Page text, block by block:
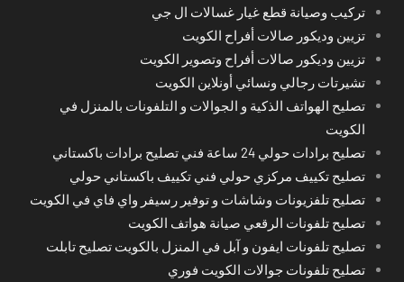
تركيب وصيانة قطع غيار غسالات ال جي
تزيين وديكور صالات أفراح الكويت
تزيين وديكور صالات أفراح وتصوير الكويت
تشيرتات رجالي ونسائي أونلاين الكويت
تصليح الهواتف الذكية و الجوالات و التلفونات بالمنزل في
الكويت
تصليح برادات حولي 24 ساعة فني تصليح برادات باكستاني
تصليح تكييف مركزي حولي فني تكييف باكستاني حولي
تصليح تلفزيونات وشاشات و توفير رسيفر واي فاي في الكويت
تصليح تلفونات الرقعي صيانة هواتف الكويت
تصليح تلفونات ايفون و آبل في المنزل بالكويت تصليح تابلت
تصليح تلفونات جوالات الكويت فوري